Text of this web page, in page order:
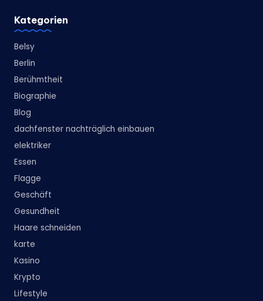
Kategorien
Belsy
Berlin
Berühmtheit
Biographie
Blog
dachfenster nachträglich einbauen
elektriker
Essen
Flagge
Geschäft
Gesundheit
Haare schneiden
karte
Kasino
Krypto
Lifestyle